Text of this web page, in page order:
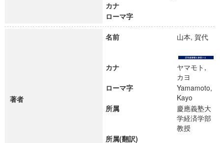
カナ
ローマ字
著者
名前 山本, 賀代
カナ
ヤマモト,
カヨ
ローマ字
Yamamoto,
Kayo
所属
慶應義塾大
学経済学部
教授
所属(翻訳)